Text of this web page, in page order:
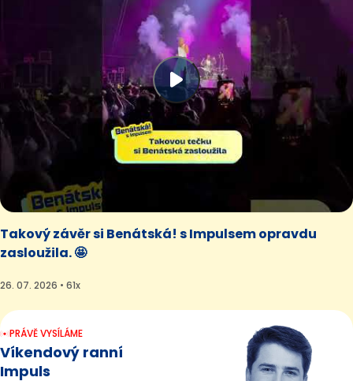
Takový závěr si Benátská! s Impulsem opravdu
zasloužila. 🤩
26. 07. 2026 • 61x
PRÁVĚ VYSÍLÁME
Víkendový ranní
Impuls